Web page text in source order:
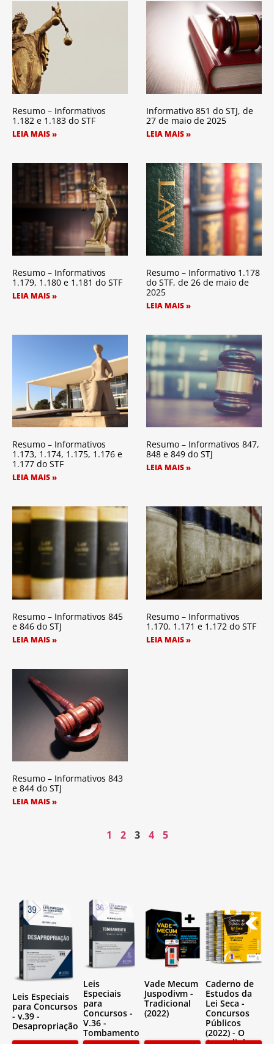
Resumo – Informativos
1.182 e 1.183 do STF
LEIA MAIS »
Informativo 851 do STJ, de
27 de maio de 2025
LEIA MAIS »
Resumo – Informativos
1.179, 1.180 e 1.181 do STF
LEIA MAIS »
Resumo – Informativo 1.178
do STF, de 26 de maio de
2025
LEIA MAIS »
Resumo – Informativos
1.173, 1.174, 1.175, 1.176 e
1.177 do STF
LEIA MAIS »
Resumo – Informativos 847,
848 e 849 do STJ
LEIA MAIS »
Resumo – Informativos 845
e 846 do STJ
LEIA MAIS »
Resumo – Informativos
1.170, 1.171 e 1.172 do STF
LEIA MAIS »
Resumo – Informativos 843
e 844 do STJ
LEIA MAIS »
1 2 3 4 5
Leis Especiais
para Concursos
- v.39 -
Desapropriação
Leis
Especiais
para
Concursos -
V.36 -
Tombamento
Vade Mecum
Juspodivm -
Tradicional
(2022)
Caderno de
Estudos da
Lei Seca -
Concursos
Públicos
(2022) - O